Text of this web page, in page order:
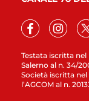
Testata iscritta
Salerno al n. 34/
Società iscritta
l’AGCOM al n.